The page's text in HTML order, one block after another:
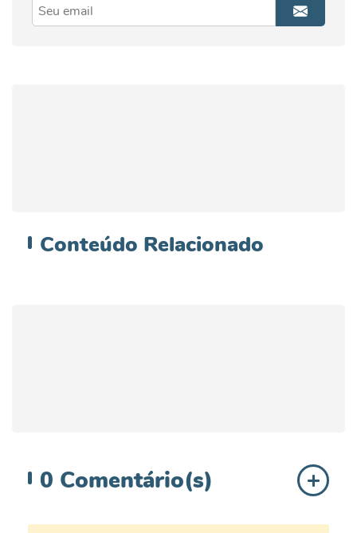
Conteúdo Relacionado
0 Comentário(s)